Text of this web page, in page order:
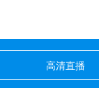
高清直播